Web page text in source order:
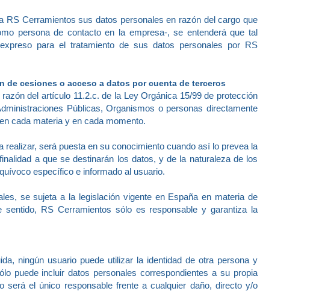
Cerramientos sus datos personales en razón del cargo que
persona de contacto en la empresa-, se entenderá que tal
para el tratamiento de sus datos personales por RS
de cesiones o acceso a datos por cuenta de terceros
del artículo 11.2.c. de la Ley Orgánica 15/99 de protección
Públicas, Organismos o personas directamente
cada materia y en cada momento.
será puesta en su conocimiento cuando así lo prevea la
a que se destinarán los datos, y de la naturaleza de los
específico e informado al usuario.
se sujeta a la legislación vigente en España en materia de
RS Cerramientos sólo es responsable y garantiza la
ningún usuario puede utilizar la identidad de otra persona y
puede incluir datos personales correspondientes a su propia
será el único responsable frente a cualquier daño, directo y/o